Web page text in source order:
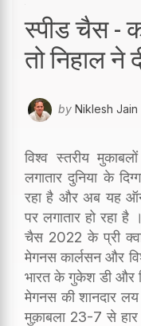
स्पीड चैस -
तो निहाल ने
by Niklesh Jain
विश्व स्तरीय
लगातार दुनिया के
रहा है और अब यह ऑन
पर लगातार हो रहा
चैस 2022 के प्री
मेगनस कार्लसन और
भारत के गुकेश डी और
मेगनस की शानदार
मुक़ाबला 23-7 से हार